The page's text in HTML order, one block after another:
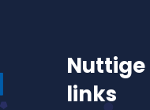
Nuttige
links